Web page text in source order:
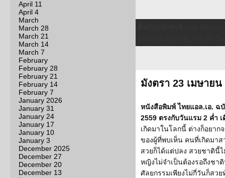
April 11
April 4
March
March 28
March 21
March 14
March 7
February
February 28
February 21
February 14
February 7
January 2026
January 31
January 24
January 17
January 10
January 3
December 2025
December 27
December 20
December 13
มังตรา 23 เมษายน
หนังสือพิมพ์ ไทยแอล.เอ. ฉ
2559 ตรงกับวันแรม 2 ค่ำ
เกิดมาในโลกนี้ ต่างก็อยา
ของผู้ที่พบเห็น คนที่เกิดมา
สวยก็ได้แต่ปลง สวยชาตินี้
หญิงไม่จำเป็นต้องรอถึงชา
ศัลยกรรมเพียงไม่กี่วันก็สว